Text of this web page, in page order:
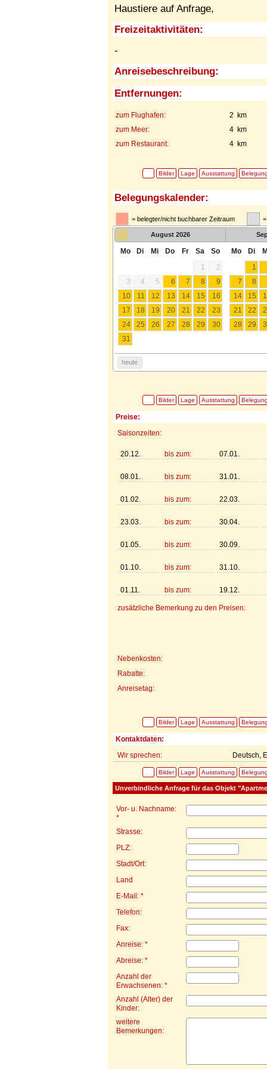
Haustiere auf Anfrage,
Freizeitaktivitäten:
-
Anreisebeschreibung:
Entfernungen:
2 km
zum Flughafen:
4 km
zum Meer:
4 km
zum Restaurant:
Bilder Lage Ausstattung
Belegungskalender:
= belegter/nicht buchbarer Zeitraum
August 2026
Mo Di Mi Do Fr Sa
So
1
2
3
4 5 6 7 8
9
10
11 12 13 14 15
16
17
18 19 20 21 22
23
24
25 26 27 28 29
30
31
Mo Di
1
7
8
14
15
21
22
28
29
heute
Bilder Lage Ausstattung
Preise:
Saisonzeiten:
20.12. bis zum: 07.01.
08.01. bis zum: 31.01.
01.02. bis zum: 22.03.
23.03. bis zum: 30.04.
01.05. bis zum: 30.09.
01.10. bis zum: 31.10.
01.11. bis zum: 19.12.
zusätzliche Bemerkung zu den Preisen:
Nebenkosten:
Rabatte:
Anreisetag:
Bilder Lage Ausstattung
Kontaktdaten:
Wir sprechen:
Deutsch,
Bilder Lage Ausstattung
Unverbindliche Anfrage für das Objekt
Vor- u. Nachname:
*
Strasse:
PLZ:
Stadt/Ort:
Land
E-Mail: *
Telefon:
Fax:
Anreise: *
Abreise: *
Anzahl der
Erwachsenen: *
Anzahl (Alter) der
Kinder:
weitere
Bemerkungen: